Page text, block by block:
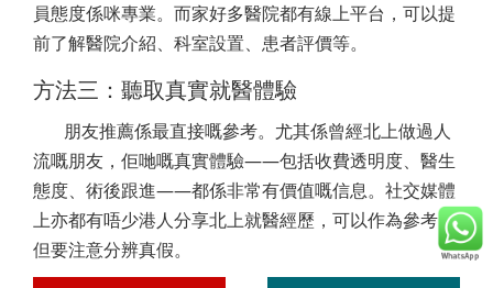
員態度係咪專業。而家好多醫院都有線上平台，可以提
前了解醫院介紹、科室設置、患者評價等。
方法三：聽取真實就醫體驗
朋友推薦係最直接嘅參考。尤其係曾經北上做過人
流嘅朋友，佢哋嘅真實體驗——包括收費透明度、醫生
態度、術後跟進——都係非常有價值嘅信息。社交媒體
上亦都有唔少港人分享北上就醫經歷，可以作為參考，
但要注意分辨真假。